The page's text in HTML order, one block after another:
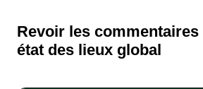
Revoir les
état des lieux global